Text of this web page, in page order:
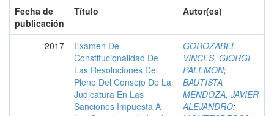
Fecha de
publicación
Título Autor(es)
2017
Examen De
Constitucionalidad De
Las Resoluciones Del
Pleno Del Consejo De La
Judicatura En Las
Sanciones Impuesta A
GOROZABEL
VINCES, GIORGI
PALEMON;
BAUTISTA
MENDOZA, JAVIER
ALEJANDRO;